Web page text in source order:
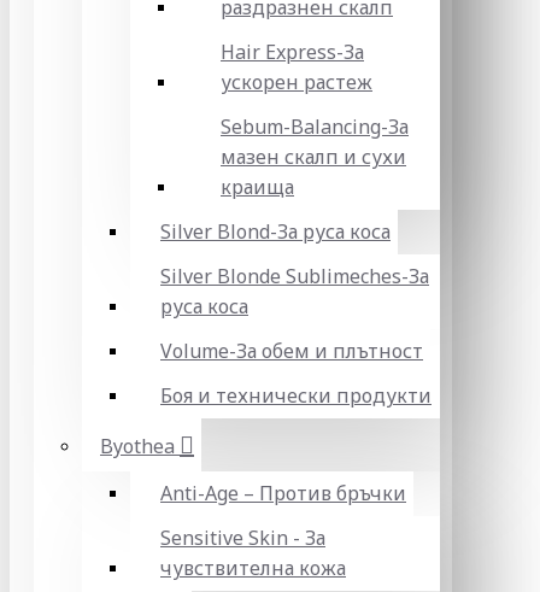
раздразнен скалп
Hair Express-За
ускорен растеж
Sebum-Balancing-За
мазен скалп и сухи
краища
Silver Blond-За руса коса
Silver Blonde Sublіmeches-За
руса коса
Volume-За обем и плътност
Боя и технически продукти
Byothea
Anti-Age – Против бръчки
Sensitive Skin - За
чувствителна кожа